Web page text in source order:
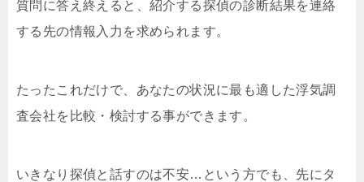
質問に答え終えると、紹介する探偵の診断結果を連絡
する先の情報入力を求められます。
たったこれだけで、あなたの状況に最も適した浮気調
査会社を比較・検討する事ができます。
いきなり探偵と話すのは不安…という方でも、先にタ